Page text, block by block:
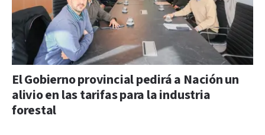
El Gobierno provincial pedirá a Nación un
alivio en las tarifas para la industria
forestal